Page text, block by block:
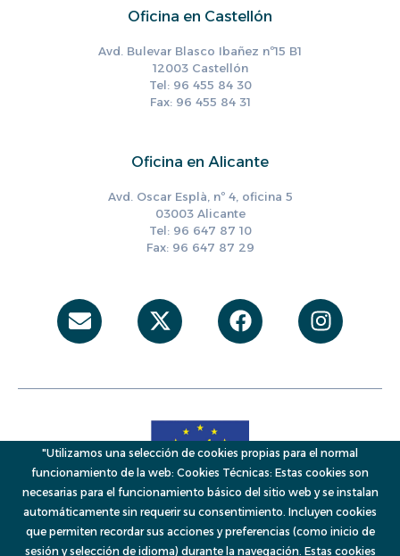
Oficina en Castellón
Avd. Bulevar Blasco Ibañez nº15 B1
12003 Castellón
Tel: 96 455 84 30
Fax: 96 455 84 31
Oficina en Alicante
Avd. Oscar Esplà, nº 4, oficina 5
03003 Alicante
Tel: 96 647 87 10
Fax: 96 647 87 29
Envelope
X-
twitter
Facebook
"Utilizamos una selección de cookies propias para el normal
funcionamiento de la web: Cookies Técnicas: Estas cookies son
necesarias para el funcionamiento básico del sitio web y se instalan
automáticamente sin requerir su consentimiento. Incluyen cookies
que permiten recordar sus acciones y preferencias (como inicio de
sesión y selección de idioma) durante la navegación. Estas cookies